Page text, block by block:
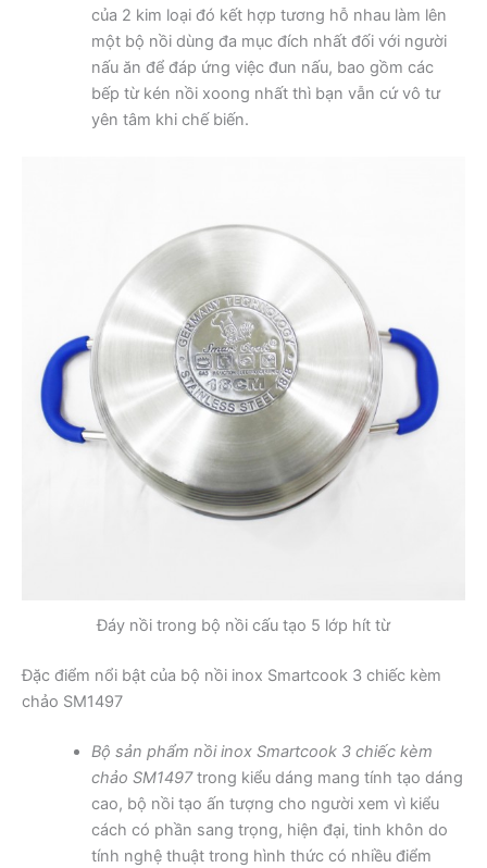
của 2 kim loại đó kết hợp tương hỗ nhau làm lên
một bộ nồi dùng đa mục đích nhất đối với người
nấu ăn để đáp ứng việc đun nấu, bao gồm các
bếp từ kén nồi xoong nhất thì bạn vẫn cứ vô tư
yên tâm khi chế biến.
Đáy nồi trong bộ nồi cấu tạo 5 lớp hít từ
Đặc điểm nổi bật của bộ nồi inox Smartcook 3 chiếc kèm
chảo SM1497
Bộ sản phẩm nồi inox Smartcook 3 chiếc kèm
chảo SM1497trong kiểu dáng mang tính tạo dáng
cao, bộ nồi tạo ấn tượng cho người xem vì kiểu
cách có phần sang trọng, hiện đại, tinh khôn do
tính nghệ thuật trong hình thức có nhiều điểm